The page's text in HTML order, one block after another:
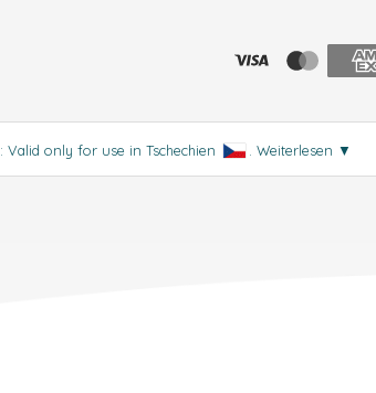
: Valid only for use in Tschechien Weiterlesen ▼